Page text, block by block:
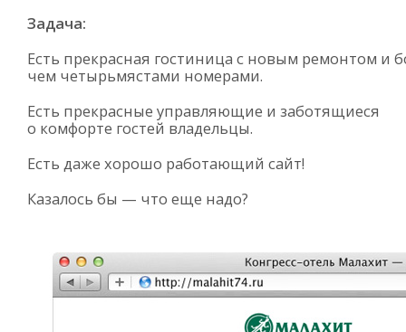
Задача:
Есть прекрасная гостиница с новым ремонтом и
чем четырьмястами номерами.
Есть прекрасные управляющие и заботящиеся
о комфорте гостей владельцы.
Есть даже хорошо работающий сайт!
Казалось бы — что еще надо?